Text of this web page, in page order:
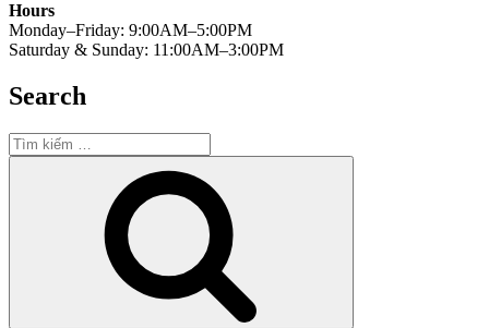
Hours
Monday–Friday: 9:00AM–5:00PM
Saturday & Sunday: 11:00AM–3:00PM
Search
Tìm
kiếm: